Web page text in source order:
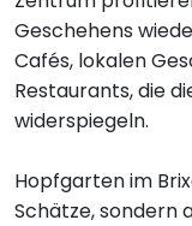
Geschehens
Cafés, lokalen
Restaurants, die
widerspiegeln.
Hopfgarten im
Schätze, sondern